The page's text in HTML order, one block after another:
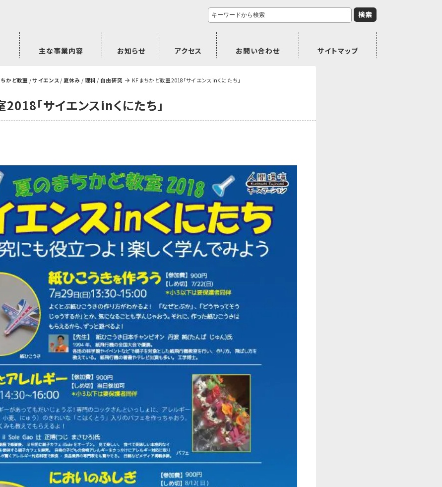
主な事業内容 お知らせ アクセス お問い合わせ サイトマップ
ちかど教室 /サイエンス / 夏休み / 理科 / 自由研究 KFまちかど教室2018｢サイエンスinくにたち｣
2018｢サイエンスinくにたち｣